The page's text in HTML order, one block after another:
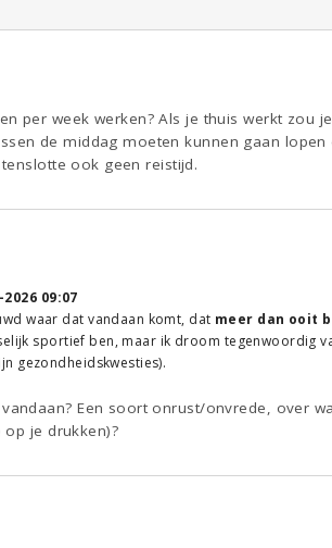
per week werken? Als je thuis werkt zou
de middag moeten kunnen gaan
ook geen reistijd.
2026 09:07
waar dat vandaan komt, dat meer dan ooit
sportief ben, maar ik droom tegenwoordig
gezondheidskwesties).
Een soort onrust/onvrede, over
je drukken)?